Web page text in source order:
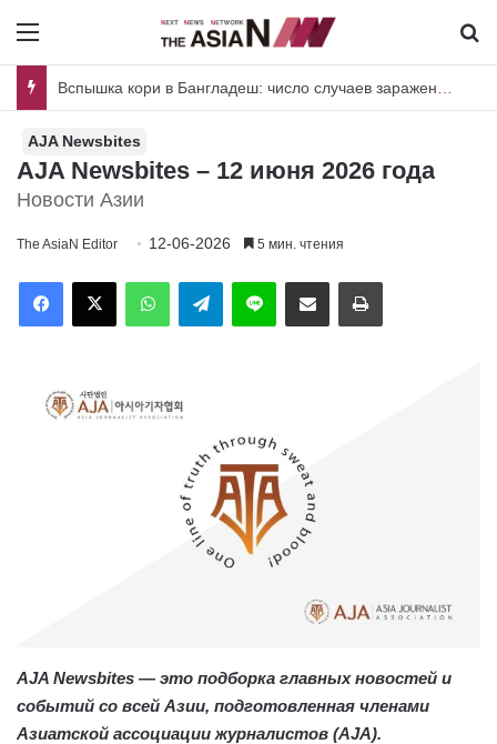
Menu
Пакистан и Шри-Ланка объединяют усилия для совместных исследований вредителей риса и плодовых культур
AJA Newsbites
AJA Newsbites – 12 июня 2026 года
Новости Азии
The AsiaN Editor 12-06-2026 5 мин. чтения
FacebookX WhatsAppTelegramLine Отправить по имейл Печать
AJA Newsbites — это подборка главных новостей и
событий со всей Азии, подготовленная членами
Азиатской ассоциации журналистов (AJA).